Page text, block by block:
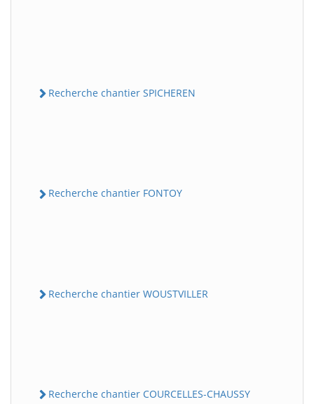
Recherche chantier SPICHEREN
Recherche chantier FONTOY
Recherche chantier WOUSTVILLER
Recherche chantier COURCELLES-CHAUSSY